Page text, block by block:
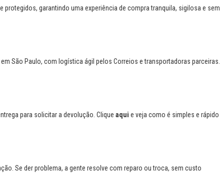
garantindo uma experiência de compra tranquila, sigilosa e sem
São Paulo, com logística ágil pelos Correios e transportadoras parceiras.
para solicitar a devolução. Clique aqui e veja como é simples e rápido
Se der problema, a gente resolve com reparo ou troca, sem custo